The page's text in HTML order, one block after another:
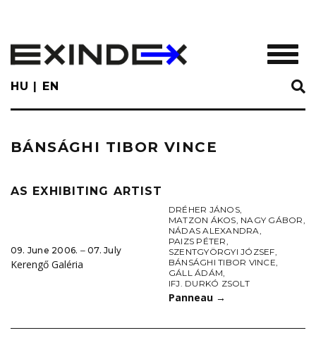
main
content
HU EN
BÁNSÁGHI TIBOR VINCE
AS EXHIBITING ARTIST
09. June 2006. ‒ 07. July
Kerengő Galéria
DRÉHER JÁNOS,
MATZON ÁKOS, NAGY GÁBOR,
NÁDAS ALEXANDRA,
PAIZS PÉTER,
SZENTGYÖRGYI JÓZSEF,
BÁNSÁGHI TIBOR VINCE,
GÁLL ÁDÁM,
IFJ. DURKÓ ZSOLT
Panneau →